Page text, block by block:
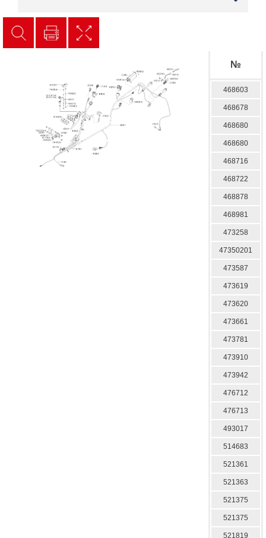
№
468603
468678
468680
468680
468716
468722
468878
468981
473258
47350201
473587
473619
473620
473661
473781
473910
473942
476712
476713
493017
514683
521361
521363
521375
521375
521819